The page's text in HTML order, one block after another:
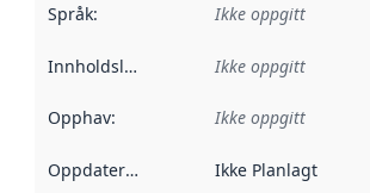
Språk: Ikke oppgitt
Innholdsleverandører :
Ikke oppgitt
Opphav: Ikke oppgitt
Oppdateringsfrekvens :
Ikke Planlagt